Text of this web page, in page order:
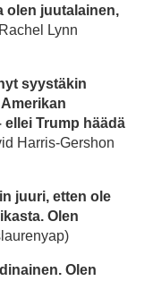
olen juutalainen,
Lynn
syystäkin
Trump häädä
Harris-Gershon
juuri, etten ole
Olen
Olen